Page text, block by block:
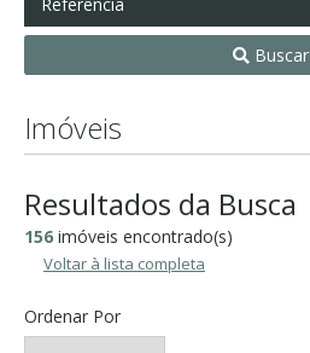
Buscar
Imóveis
Resultados da Busca
156 imóveis encontrado(s)
Voltar à lista completa
Ordenar Por